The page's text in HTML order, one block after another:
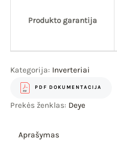
Produkto garantija
Kategorija: Inverteriai
PDF DOKUMENTACIJA
Prekės ženklas: Deye
Aprašymas